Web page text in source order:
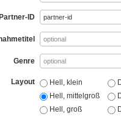
ID
Genre
Layout
Hell, klein
Hell, mittelgroß
Hell, groß